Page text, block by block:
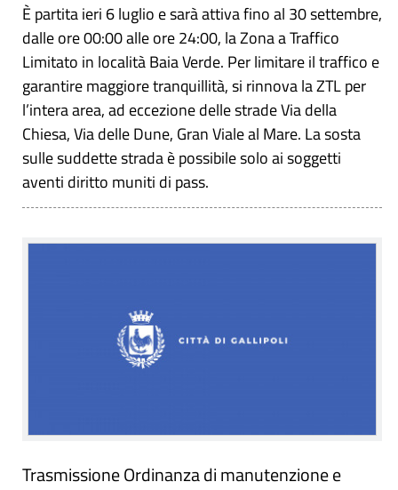
È partita ieri 6 luglio e sarà attiva fino al 30 settembre,
dalle ore 00:00 alle ore 24:00, la Zona a Traffico
Limitato in località Baia Verde. Per limitare il traffico e
garantire maggiore tranquillità, si rinnova la ZTL per
l’intera area, ad eccezione delle strade Via della
Chiesa, Via delle Dune, Gran Viale al Mare. La sosta
sulle suddette strada è possibile solo ai soggetti
aventi diritto muniti di pass.
Trasmissione Ordinanza di manutenzione e